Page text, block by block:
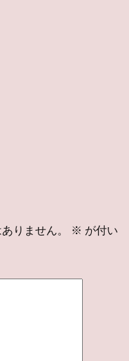
りません。 ※ が付い